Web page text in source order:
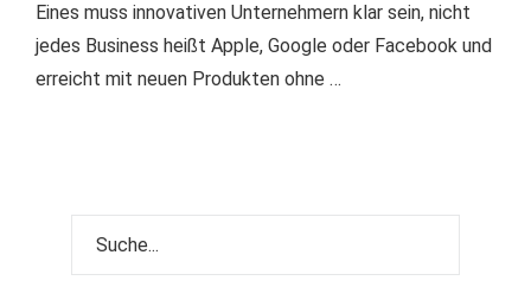
Eines muss innovativen Unternehmern klar sein, nicht
jedes Business heißt Apple, Google oder Facebook und
erreicht mit neuen Produkten ohne …